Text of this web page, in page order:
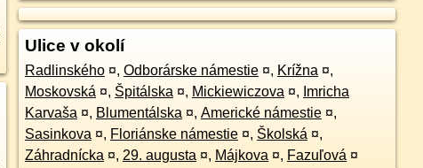
Ulice v okolí
Radlinského ¤, Odborárske námestie ¤, Krížna ¤,
Moskovská ¤, Špitálska ¤, Mickiewiczova ¤, Imricha
Karvaša ¤, Blumentálska ¤, Americké námestie ¤,
Sasinkova ¤, Floriánske námestie ¤, Školská ¤,
Záhradnícka ¤, 29. augusta ¤, Májkova ¤, Fazuľová ¤